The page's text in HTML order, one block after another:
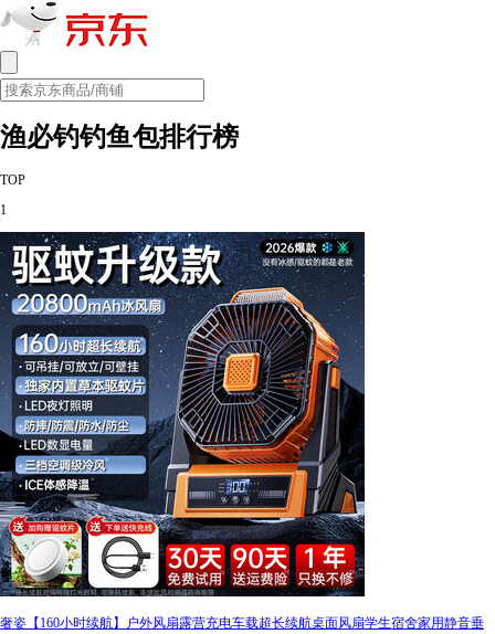
渔必钓钓鱼包排行榜
TOP
1
奢姿【160小时续航】户外风扇露营充电车载超长续航桌面风扇学生宿舍家用静音垂